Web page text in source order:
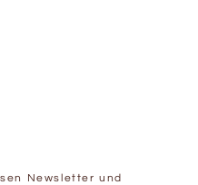
Newsletter und